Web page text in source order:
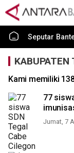
Seputar
KABUPATEN
Kami memiliki
77
Jumat, 7